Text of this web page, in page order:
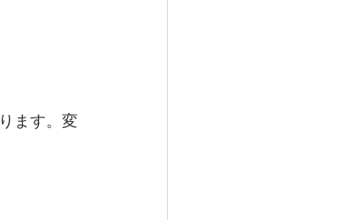
ます。変